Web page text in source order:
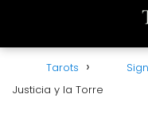
Tarots
Justicia y la Torre